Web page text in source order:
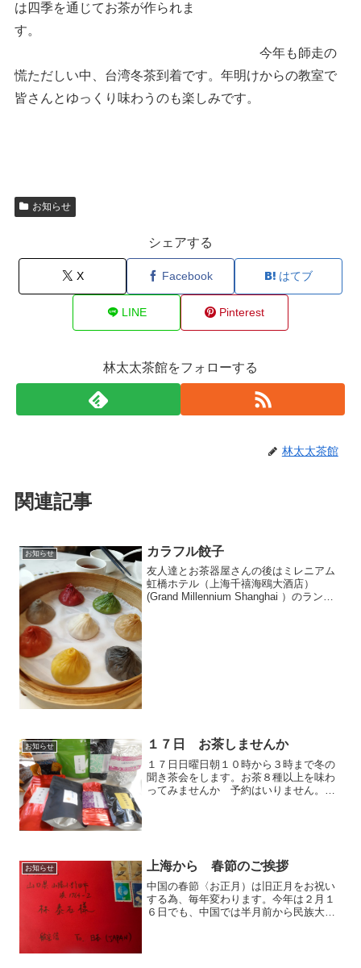
は四季を通じてお茶が作られま
す。
今年も師走の
慌ただしい中、台湾冬茶到着です。年明けからの教室で
皆さんとゆっくり味わうのも楽しみです。
お知らせ
シェアする
X Facebook はてブ
LINE Pinterest
林太太茶館をフォローする
林太太茶館
関連記事
お知らせ カラフル餃子
友人達とお茶器屋さんの後はミレニアム
虹橋ホテル（上海千禧海鴎大酒店）
(Grand Millennium Shanghai ）のランチ
お知らせ １７日 お茶しませんか
１７日日曜日朝１０時から３時まで冬の
聞き茶会をします。お茶８種以上を味わ
ってみませんか 予約はいりません。お
お知らせ 上海から 春節のご挨拶
中国の春節〈お正月）は旧正月をお祝い
する為、毎年変わります。今年は２月１
６日でも、中国では半月前から民族大移